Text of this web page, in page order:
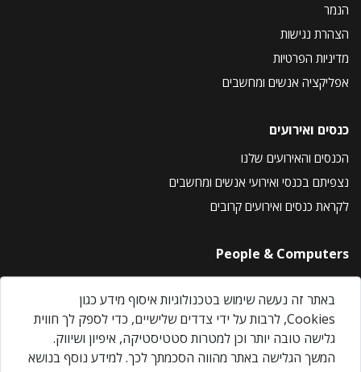
הנמר
הצהרת נגישות
מדיניות הפרטיות
אפליקציה אנשים ומחשבים
כנסים ואירועים
הכנסים והאירועים שלנו
נצפיתם בכנסי ואירועי אנשים ומחשבים
לקראת כנסים ואירועים קרובים
People & Computers
About Us
Privacy Policy
Contact Us
Our Events
באתר זה נעשה שימוש בטכנולוגיות איסוף מידע כגון
Cookies, לרבות על ידי צדדים שלישיים, כדי לספק לך חווית
גלישה טובה יותר וכן למטרות סטטיסטיקה, איפיון ושיווק.
המשך הגלישה באתר מהווה הסכמתך לכך. למידע נוסף בנושא